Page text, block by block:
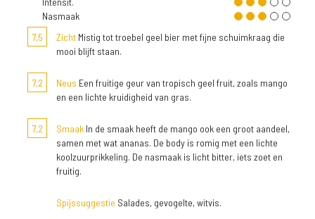
Nasmaak
7,5
Zicht Mistig tot troebel geel bier met fijne schuimkraag die
mooi blijft staan.
7,2 Neus Een fruitige geur van tropisch geel fruit, zoals mango
en een lichte kruidigheid van gras.
7,2 Smaak In de smaak heeft de mango ook een groot aandeel,
samen met wat ananas. De body is romig met een lichte
koolzuurprikkeling. De nasmaak is licht bitter, iets zoet en
fruitig.
Spijssuggestie Salades, gevogelte, witvis.